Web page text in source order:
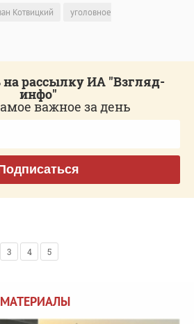
Котвицкий
уголовное
рассылку ИА "Взгляд-
инфо"
важное за день
3 4 5